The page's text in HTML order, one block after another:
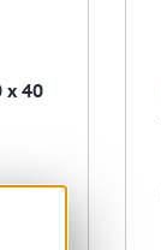
x 40